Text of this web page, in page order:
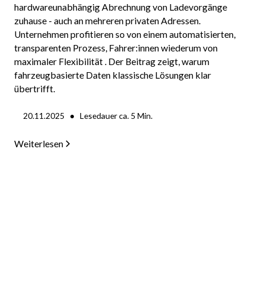
hardwareunabhängig Abrechnung von Ladevorgänge
zuhause - auch an mehreren privaten Adressen.
Unternehmen profitieren so von einem automatisierten,
transparenten Prozess, Fahrer:innen wiederum von
maximaler Flexibilität . Der Beitrag zeigt, warum
fahrzeugbasierte Daten klassische Lösungen klar
übertrifft.
20.11.2025 • Lesedauer ca. 5 Min.
Weiterlesen